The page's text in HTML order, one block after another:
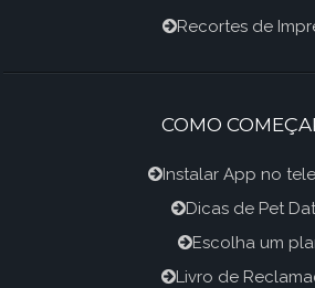
Recortes de
COMO
Instalar App no
Dicas de Pet
Escolha um
Livro de